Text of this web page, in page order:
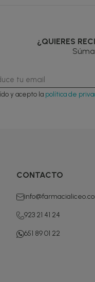
¿QUIERES
y acepto la política de
CONTACTO
923 21 41 24
651 89 01 22